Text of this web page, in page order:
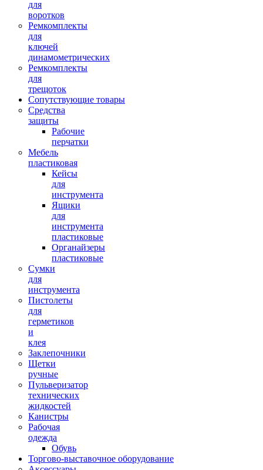
для
воротков
Ремкомплекты
для
ключей
динамометрических
Ремкомплекты
для
трещоток
Сопутствующие товары
Средства
защиты
Рабочие
перчатки
Мебель
пластиковая
Кейсы
для
инструмента
Ящики
для
инструмента
пластиковые
Органайзеры
пластиковые
Сумки
для
инструмента
Пистолеты
для
герметиков
и
клея
Заклепочники
Щетки
ручные
Пульверизатор
технических
жидкостей
Канистры
Рабочая
одежда
Обувь
Торгово-выставочное оборудование